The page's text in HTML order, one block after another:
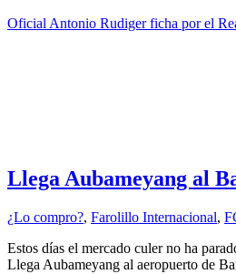
Oficial Antonio Rudiger ficha por el
Llega Aubameyang al
¿Lo compro?, Farolillo Internacional,
Estos días el mercado culer no ha
Llega Aubameyang al aeropuerto de